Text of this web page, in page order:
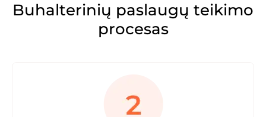
Buhalterinių paslaugų teikimo
procesas